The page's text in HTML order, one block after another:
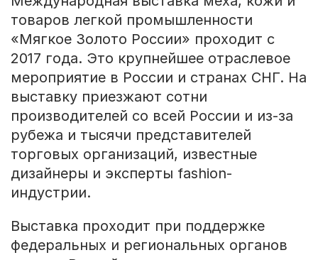
товаров легкой промышленности
«Мягкое Золото России» проходит с
2017 года. Это крупнейшее отраслевое
мероприятие в России и странах СНГ. На
выставку приезжают сотни
производителей со всей России и из-за
рубежа и тысячи представителей
торговых организаций, известные
дизайнеры и эксперты fashion-
индустрии.
Выставка проходит при поддержке
федеральных и региональных органов